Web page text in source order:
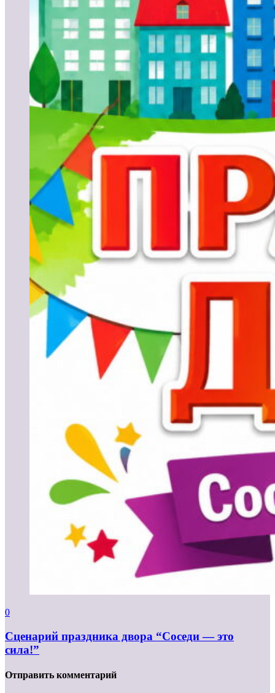
0
Сценарий праздника двора “Соседи — это
сила!”
Отправить комментарий